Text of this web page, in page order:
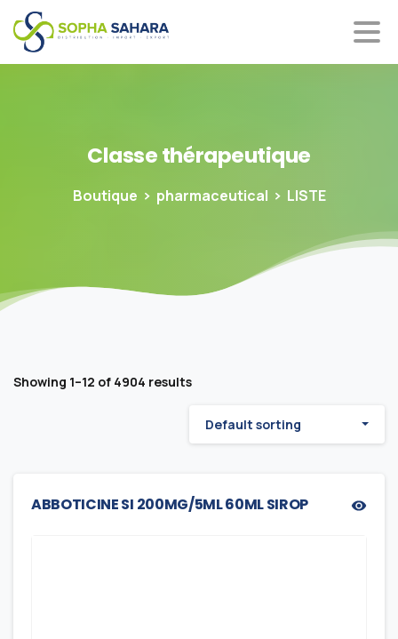
Classethérapeutique
Boutique pharmaceutical LISTE
Showing 1–12 of 4904 results
Default sorting
ABBOTICINE SI 200MG/5ML 60ML SIROP